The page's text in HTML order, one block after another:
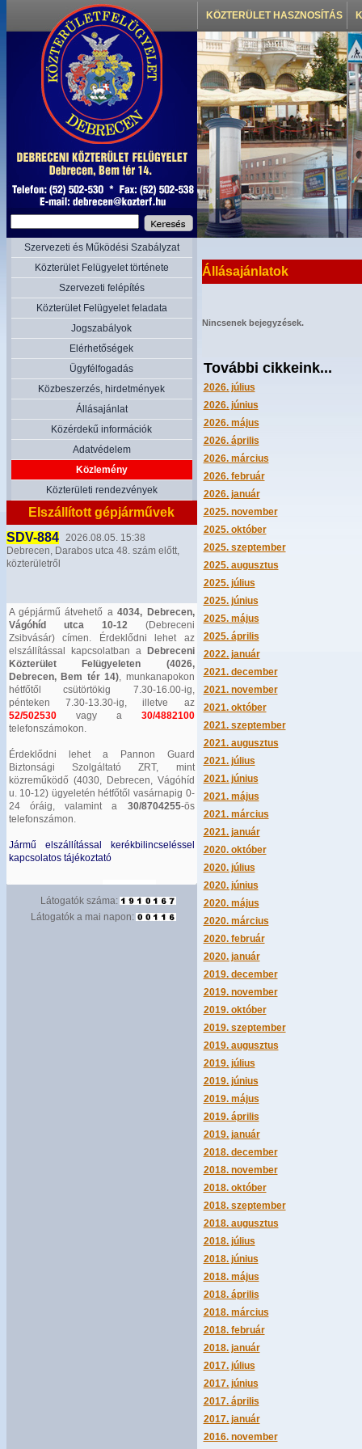
KÖZTERÜLET HASZNOSÍTÁS
Szervezeti és Működési Szabályzat
Közterület Felügyelet története
Szervezeti felépítés
Közterület Felügyelet feladata
Jogszabályok
Elérhetőségek
Ügyfélfogadás
Közbeszerzés, hirdetmények
Állásajánlat
Közérdekű információk
Adatvédelem
Közlemény
Közterületi rendezvények
Elszállított gépjárművek
SDV-884
2026.08.05. 15:38
Debrecen, Darabos utca 48. szám előtt,
közterületről
A gépjármű átvehető a4034, Debrecen,
Vágóhíd utca 10-12(Debreceni
Zsibvásár) címen. Érdeklődni lehet az
elszállítással kapcsolatban a
Debreceni
Közterület Felügyeleten (4026,
Debrecen, Bem tér 14), munkanapokon
hétfőtől csütörtökig 7.30-16.00-ig,
pénteken 7.30-13.30-ig, illetve az
52/502530vagy a 30/4882100
telefonszámokon.
Érdeklődni lehet a Pannon Guard
Biztonsági Szolgáltató ZRT, mint
közreműködő (4030, Debrecen, Vágóhíd
u. 10-12) ügyeletén hétfőtől vasárnapig 0-
24 óráig, valamint a 30/8704255-ös
telefonszámon.
Jármű elszállítással kerékbilincseléssel
kapcsolatos tájékoztató
Látogatók száma:
Látogatók a mai napon:
Állásajánlatok
Nincsenek bejegyzések.
További cikkeink...
2026. július
2026. június
2026. május
2026. április
2026. március
2026. február
2026. január
2025. november
2025. október
2025. szeptember
2025. augusztus
2025. július
2025. június
2025. május
2025. április
2022. január
2021. december
2021. november
2021. október
2021. szeptember
2021. augusztus
2021. július
2021. június
2021. május
2021. március
2021. január
2020. október
2020. július
2020. június
2020. május
2020. március
2020. február
2020. január
2019. december
2019. november
2019. október
2019. szeptember
2019. augusztus
2019. július
2019. június
2019. május
2019. április
2019. január
2018. december
2018. november
2018. október
2018. szeptember
2018. augusztus
2018. július
2018. június
2018. május
2018. április
2018. március
2018. február
2018. január
2017. július
2017. június
2017. április
2017. január
2016. november